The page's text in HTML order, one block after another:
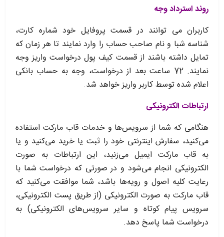
روند استرداد وجه
کاربران می توانند در قسمت پروفایل خود شماره کارت،
شناسه شبا و نام صاحب حساب را وارد نمایند تا هر زمان که
تمایل داشته باشند از قسمت کیف پول درخواست واریز وجه
نمایند. 72 ساعت بعد از درخواست، وجه به حساب بانکی
اعلام شده توسط کاربر واریز خواهد شد.
ارتباطات الکترونیکی
هنگامی که شما از سرویس‌‏ها و خدمات قاب مارکت استفاده
می‏‌کنید، سفارش اینترنتی خود را ثبت یا خرید می‏‌کنید و یا
به قاب مارکت ایمیل می‏‌زنید، این ارتباطات به صورت
الکترونیکی انجام می‏‌شود و در صورتی که درخواست شما با
رعایت کلیه اصول و رویه‏‌ها باشد، شما موافقت می‌‏کنید که
قاب مارکت به صورت الکترونیکی (از طریق پست الکترونیکی،
سرویس پیام کوتاه و سایر سرویس‌های الکترونیکی) به
درخواست شما پاسخ دهد.